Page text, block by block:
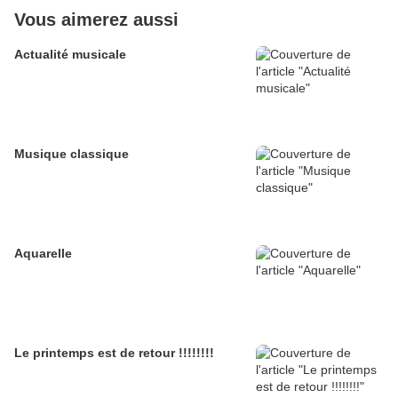
Vous aimerez aussi
Actualité musicale
Musique classique
Aquarelle
Le printemps est de retour !!!!!!!!